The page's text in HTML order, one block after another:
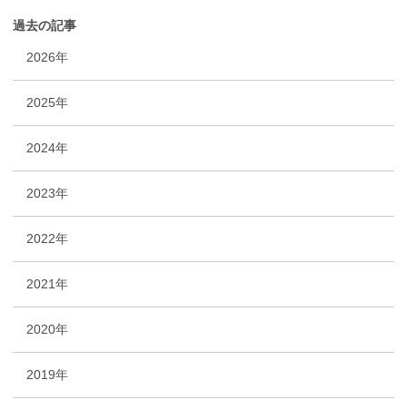
過去の記事
2026年
2025年
2024年
2023年
2022年
2021年
2020年
2019年